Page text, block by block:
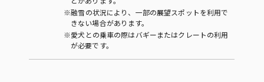
※融雪の状況により、一部の展望スポットを利用で
きない場合があります。
※愛犬との乗車の際はバギーまたはクレートの利用
が必要です。